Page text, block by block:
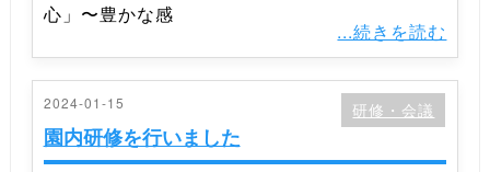
心」〜豊かな感
...続きを読む
2024-01-15
園内研修を行いました
研修・会議